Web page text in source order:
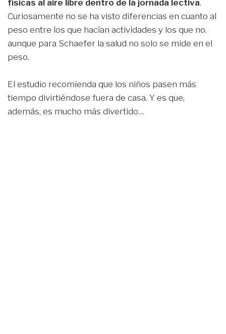
físicas al aire libre dentro de la jornada lectiva.
Curiosamente no se ha visto diferencias en cuanto al
peso entre los que hacían actividades y los que no,
aunque para Schaefer la salud no solo se mide en el
peso.
El estudio recomienda que los niños pasen más
tiempo divirtiéndose fuera de casa. Y es que,
además, es mucho más divertido…